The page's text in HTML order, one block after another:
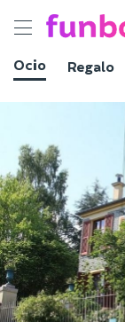
Toggle
Ocio
Regalo